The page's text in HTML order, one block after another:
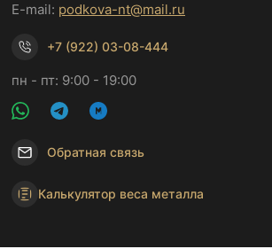
E-mail: podkova-nt@mail.ru
+7 (922) 03-08-444
пн - пт: 9:00 - 19:00
Обратная связь
Калькулятор веса металла